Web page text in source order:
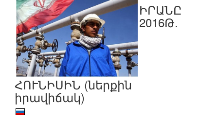
ԻՐԱՆԸ
2016Թ.
ՀՈՒՆԻՍԻՆ (ներքին
իրավիճակ)